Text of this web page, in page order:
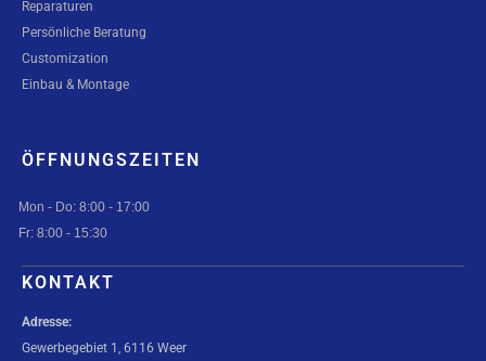
Reparaturen
Persönliche Beratung
Customization
Einbau & Montage
ÖFFNUNGSZEITEN
Mon - Do: 8:00 - 17:00
Fr: 8:00 - 15:30
KONTAKT
Adresse:
Gewerbegebiet 1, 6116 Weer